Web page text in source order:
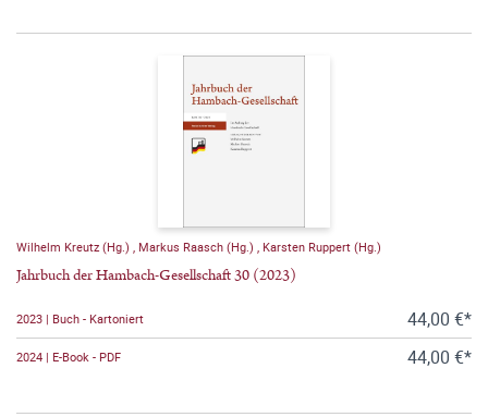
Wilhelm Kreutz (Hg.) Markus Raasch (Hg.) Karsten Ruppert (Hg.)
Jahrbuch der Hambach-Gesellschaft 30 (2023)
2023 | Buch - Kartoniert 44,00 €*
2024 | E-Book - PDF 44,00 €*